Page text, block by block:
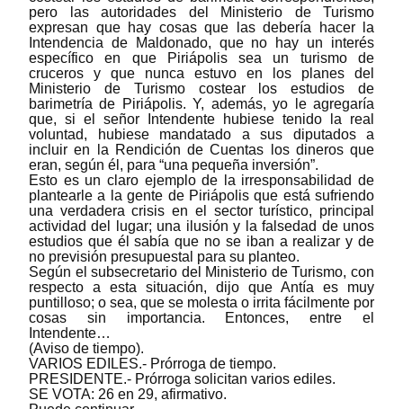
pero las autoridades del Ministerio de Turismo
expresan que hay cosas que las debería hacer la
Intendencia de Maldonado, que no hay un interés
específico en que Piriápolis sea un turismo de
cruceros y que nunca estuvo en los planes del
Ministerio de Turismo costear los estudios de
barimetría de Piriápolis. Y, además, yo le agregaría
que, si el señor Intendente hubiese tenido la real
voluntad, hubiese mandatado a sus diputados a
incluir en la Rendición de Cuentas los dineros que
eran, según él, para “una pequeña inversión”.
Esto es un claro ejemplo de la irresponsabilidad de
plantearle a la gente de Piriápolis que está sufriendo
una verdadera crisis en el sector turístico, principal
actividad del lugar; una ilusión y la falsedad de unos
estudios que él sabía que no se iban a realizar y de
no previsión presupuestal para su planteo.
Según el subsecretario del Ministerio de Turismo, con
respecto a esta situación, dijo que Antía es muy
puntilloso; o sea, que se molesta o irrita fácilmente por
cosas sin importancia. Entonces, entre el
Intendente…
(Aviso de tiempo).
VARIOS EDILES.- Prórroga de tiempo.
PRESIDENTE.- Prórroga solicitan varios ediles.
SE VOTA: 26 en 29, afirmativo.